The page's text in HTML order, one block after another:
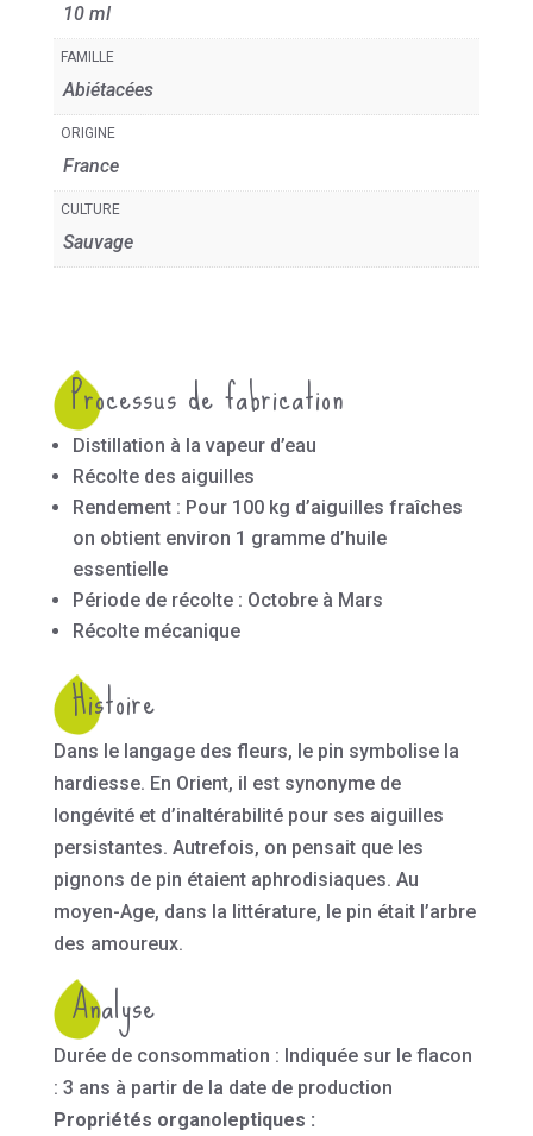
10 ml
FAMILLE
Abiétacées
ORIGINE
France
CULTURE
Sauvage
Processus de fabrication
Distillation à la vapeur d’eau
Récolte des aiguilles
Rendement : Pour 100 kg d’aiguilles fraîches
on obtient environ 1 gramme d’huile
essentielle
Période de récolte : Octobre à Mars
Récolte mécanique
Histoire
Dans le langage des fleurs, le pin symbolise la
hardiesse. En Orient, il est synonyme de
longévité et d’inaltérabilité pour ses aiguilles
persistantes. Autrefois, on pensait que les
pignons de pin étaient aphrodisiaques. Au
moyen-Age, dans la littérature, le pin était l’arbre
des amoureux.
Analyse
Durée de consommation : Indiquée sur le flacon
: 3 ans à partir de la date de production
Propriétés organoleptiques :